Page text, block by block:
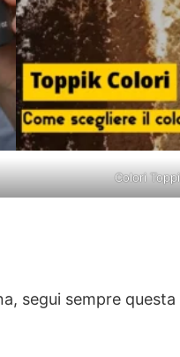
Colori
segui sempre questa